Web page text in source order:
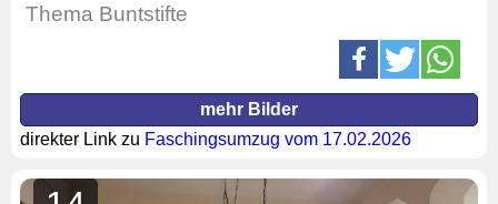
Thema Buntstifte
mehr Bilder
direkter Link zu Faschingsumzug vom 17.02.2026